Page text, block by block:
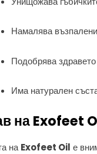
Намалява
Подобрява
Има натурален
на Exofeet
наExofeet Oil е